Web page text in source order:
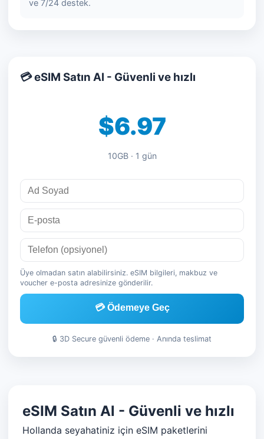
ve 7/24 destek.
💳 eSIM Satın Al - Güvenli ve hızlı
$6.97
10GB · 1 gün
Üye olmadan satın alabilirsiniz. eSIM bilgileri, makbuz ve
voucher e-posta adresinize gönderilir.
💳 Ödemeye Geç
🔒 3D Secure güvenli ödeme · Anında teslimat
eSIM Satın Al - Güvenli ve hızlı
Hollanda seyahatiniz için eSIM paketlerini